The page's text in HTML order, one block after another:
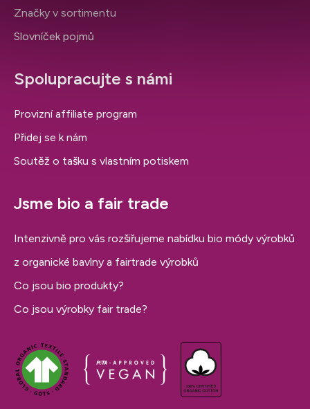
Značky v sortimentu
Slovníček pojmů
Spolupracujte s námi
Provizní affiliate program
Přidej se k nám
Soutěž o tašku s vlastním potiskem
Jsme bio a fair trade
Intenzivně pro vás rozšiřujeme nabídku bio módy výrobků
z organické bavlny a fairtrade výrobků
Co jsou bio produkty?
Co jsou výrobky fair trade?